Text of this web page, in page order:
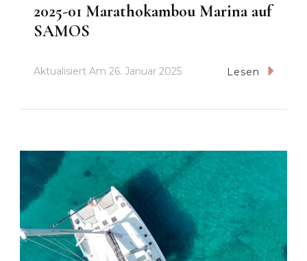
2025-01 Marathokambou Marina auf
SAMOS
Aktualisiert Am 26. Januar 2025 Lesen